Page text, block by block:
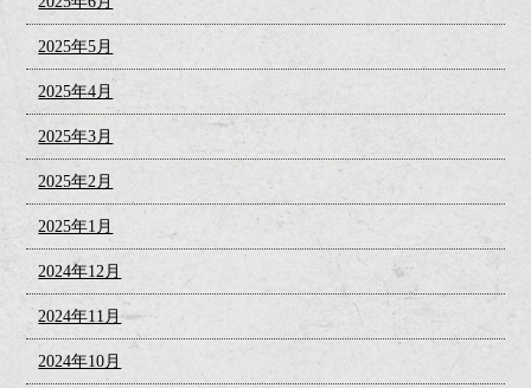
2025年5月
2025年4月
2025年3月
2025年2月
2025年1月
2024年12月
2024年11月
2024年10月